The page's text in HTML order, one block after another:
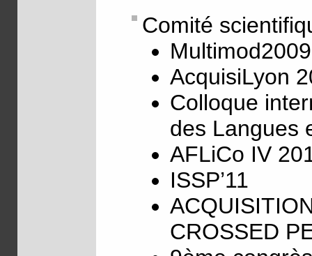
Comité
Multimod2009
AcquisiLyon
Colloque
des Langues
AFLiCo IV
ISSP’11
CROSSED